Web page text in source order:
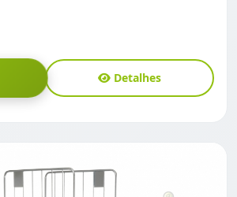
Detalhes